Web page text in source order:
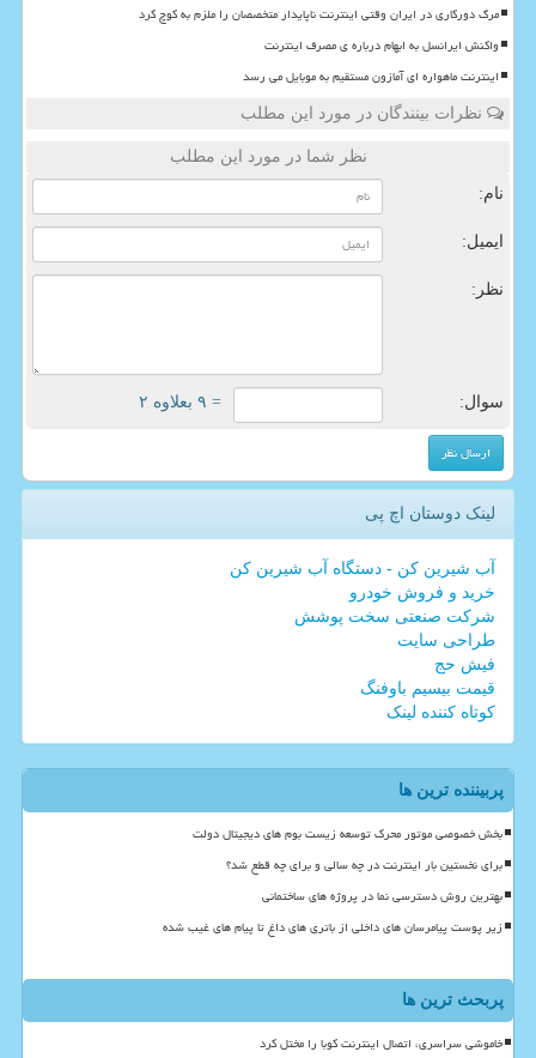
مرگ دورکاری در ایران وقتی اینترنت ناپایدار متخصصان را ملزم به کوچ کرد
واکنش ایرانسل به ابهام درباره ی مصرف اینترنت
اینترنت ماهواره ای آمازون مستقیم به موبایل می رسد
نظرات بینندگان در مورد این مطلب
نظر شما در مورد این مطلب
نام:
ایمیل:
نظر:
سوال: = ۹ بعلاوه ۲
لینک دوستان اچ پی
آب شیرین کن - دستگاه آب شیرین کن
خرید و فروش خودرو
شرکت صنعتی سخت پوشش
طراحی سایت
فیش حج
قیمت بیسیم باوفنگ
کوتاه کننده لینک
پربیننده ترین ها
بخش خصوصی موتور محرک توسعه زیست بوم های دیجیتال دولت
برای نخستین بار اینترنت در چه سالی و برای چه قطع شد؟
بهترین روش دسترسی نما در پروژه های ساختمانی
زیر پوست پیامرسان های داخلی از باتری های داغ تا پیام های غیب شده
پربحث ترین ها
خاموشی سراسری، اتصال اینترنت کوبا را مختل کرد